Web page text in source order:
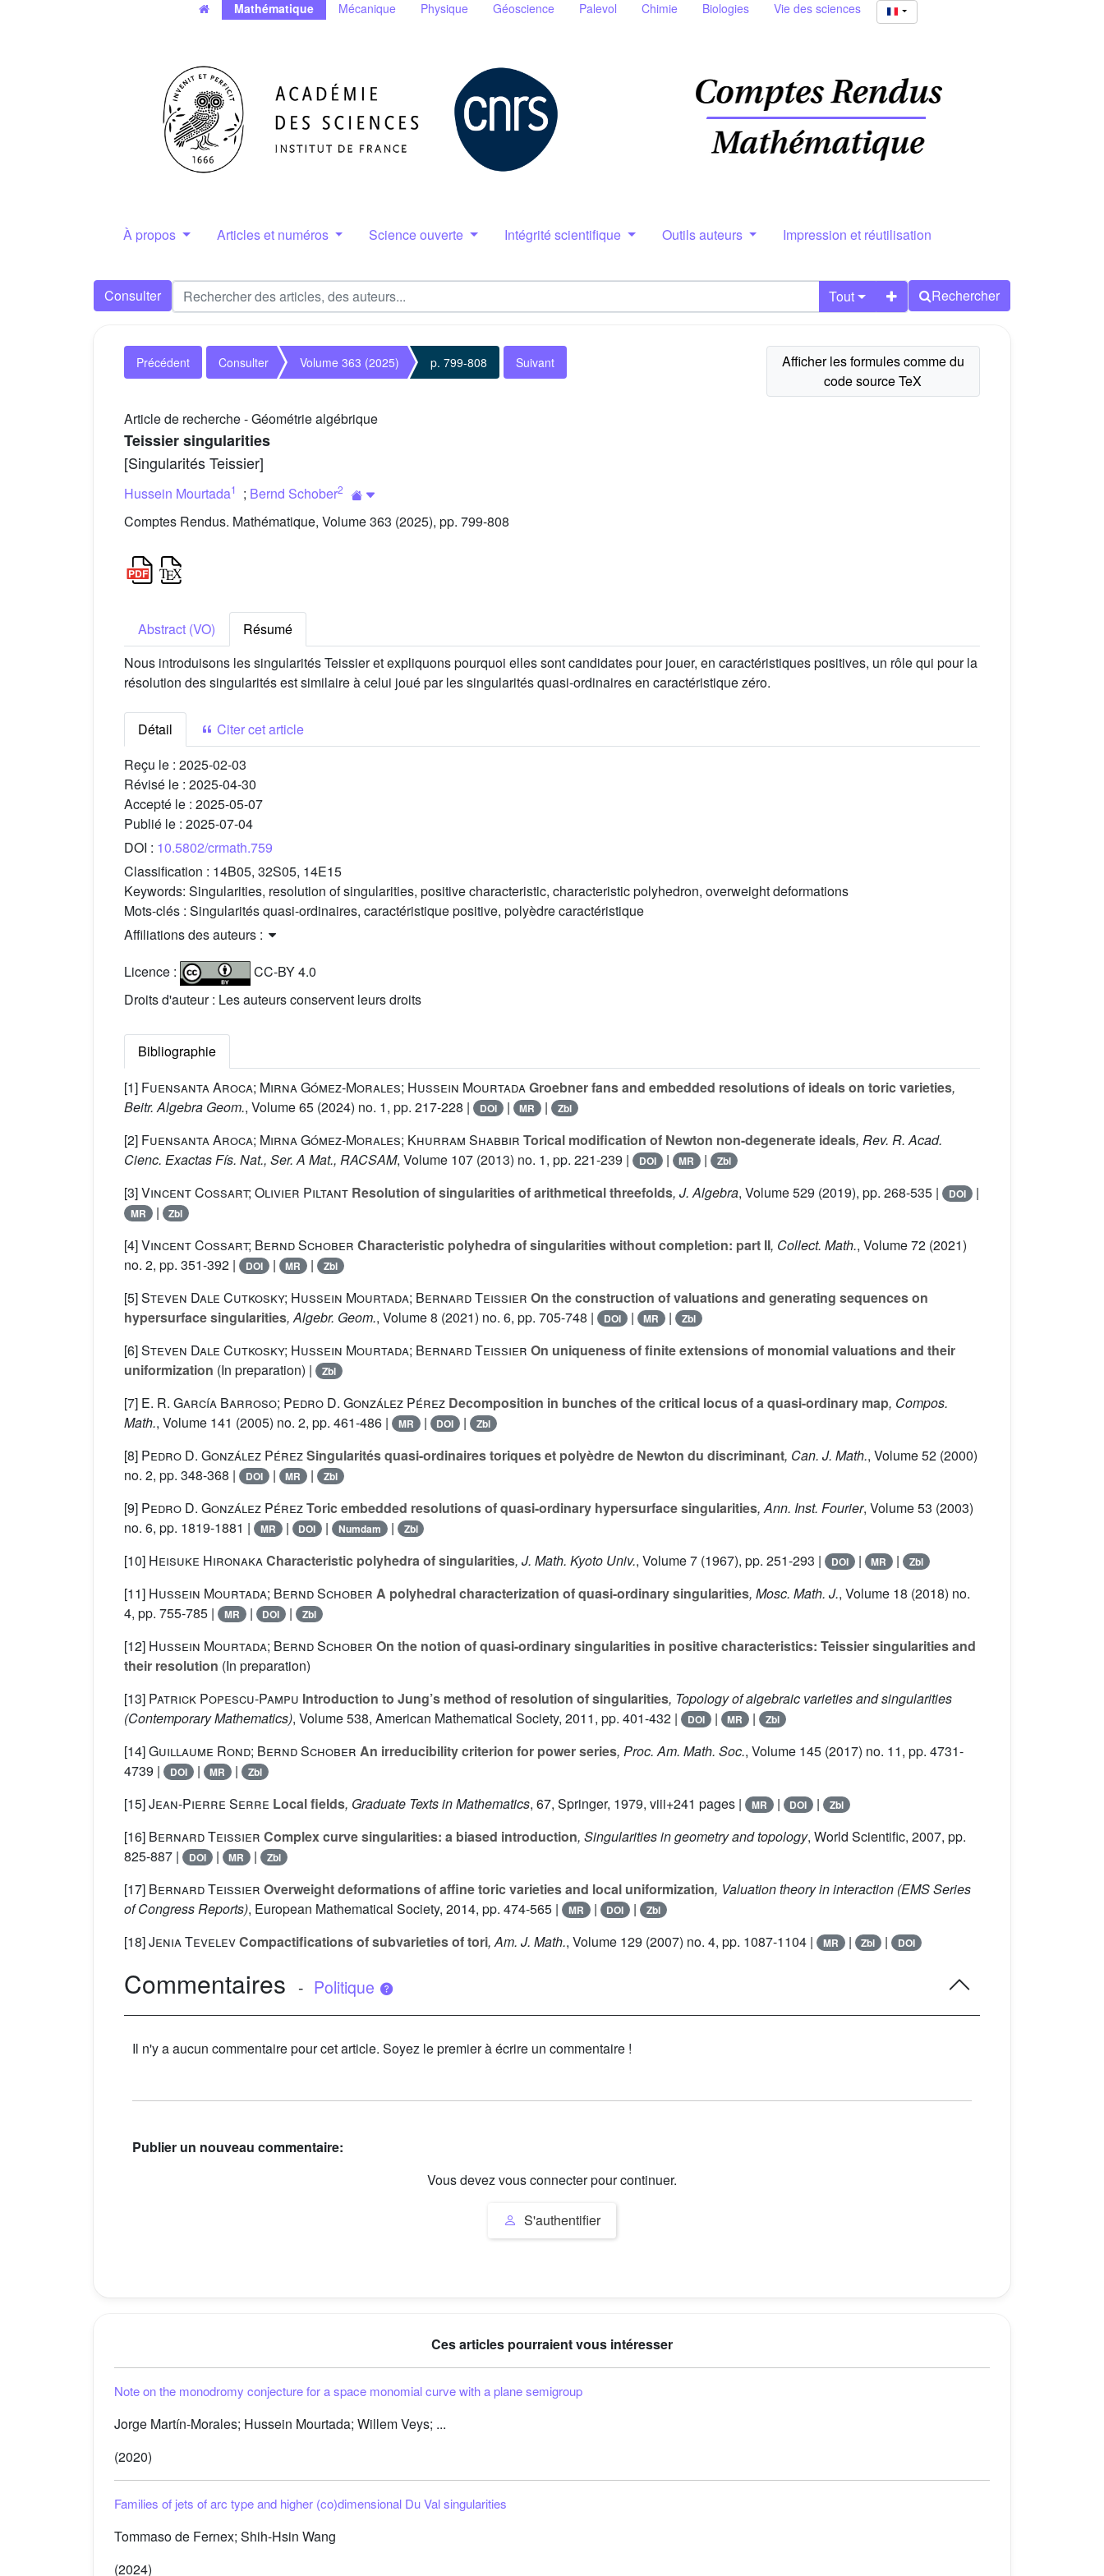
Mathématique Mécanique Physique Géoscience Palevol Chimie Biologies Vie des sciences
À propos Articles et numéros Science ouverte Intégrité scientifique Outils auteurs Impression et réutilisation
Consulter Tout Rechercher
Précédent Consulter Volume 363 (2025) p. 799-808 Suivant
Article de recherche - Géométrie algébrique
Teissier singularities
[Singularités Teissier]
Hussein Mourtada1 ; Bernd Schober2
Comptes Rendus. Mathématique, Volume 363 (2025), pp. 799-808
Abstract (VO)
Résumé
Nous introduisons les singularités Teissier et expliquons pourquoi elles sont candidates pour jouer, en caractéristiques positives, un rôle qui pour la
résolution des singularités est similaire à celui joué par les singularités quasi-ordinaires en caractéristique zéro.
Détail
Citer cet article
Reçu le : 2025-02-03
Révisé le : 2025-04-30
Accepté le : 2025-05-07
Publié le : 2025-07-04
DOI : 10.5802/crmath.759
Classification : 14B05, 32S05, 14E15
Keywords: Singularities, resolution of singularities, positive characteristic, characteristic polyhedron, overweight deformations
Mots-clés : Singularités quasi-ordinaires, caractéristique positive, polyèdre caractéristique
Affiliations des auteurs :
Licence :
CC-BY 4.0
Droits d'auteur : Les auteurs conservent leurs droits
Bibliographie
[1] Fuensanta Aroca; Mirna Gómez-Morales; Hussein MourtadaGroebner fans and embedded resolutions of ideals on toric varieties,
Beitr. Algebra Geom., Volume 65 (2024) no. 1, pp. 217-228 | DOI | MR | Zbl
[2] Fuensanta Aroca; Mirna Gómez-Morales; Khurram Shabbir Torical modification of Newton non-degenerate ideals, Rev. R. Acad.
Cienc. Exactas Fís. Nat., Ser. A Mat., RACSAM, Volume 107 (2013) no. 1, pp. 221-239 | DOI | MR | Zbl
[3]Vincent Cossart; Olivier Piltant Resolution of singularities of arithmetical threefolds, J. Algebra, Volume 529 (2019), pp. 268-535 | DOI |
MR | Zbl
[4]Vincent Cossart; Bernd Schober Characteristic polyhedra of singularities without completion: part II, Collect. Math., Volume 72 (2021)
no. 2, pp. 351-392 |
DOI | MR | Zbl
[5]Steven Dale Cutkosky; Hussein Mourtada; Bernard Teissier On the construction of valuations and generating sequences on
hypersurface singularities, Algebr. Geom., Volume 8 (2021) no. 6, pp. 705-748 | DOI | MR | Zbl
[6]Steven Dale Cutkosky; Hussein Mourtada; Bernard Teissier On uniqueness of finite extensions of monomial valuations and their
uniformization (In preparation) | Zbl
[7] E. R. García Barroso; Pedro D. González Pérez Decomposition in bunches of the critical locus of a quasi-ordinary map, Compos.
Math., Volume 141 (2005) no. 2, pp. 461-486 | MR | DOI | Zbl
[8] Pedro D. González PérezSingularités quasi-ordinaires toriques et polyèdre de Newton du discriminant, Can. J. Math., Volume 52 (2000)
no. 2, pp. 348-368 |
DOI | MR | Zbl
[9] Pedro D. González PérezToric embedded resolutions of quasi-ordinary hypersurface singularities, Ann. Inst. Fourier, Volume 53 (2003)
no. 6, pp. 1819-1881 |
MR | DOI | Numdam | Zbl
[10] Heisuke HironakaCharacteristic polyhedra of singularities, J. Math. Kyoto Univ., Volume 7 (1967), pp. 251-293 | DOI | MR | Zbl
[11] Hussein Mourtada; Bernd Schober A polyhedral characterization of quasi-ordinary singularities, Mosc. Math. J., Volume 18 (2018) no.
4, pp. 755-785 |
MR | DOI | Zbl
[12] Hussein Mourtada; Bernd Schober On the notion of quasi-ordinary singularities in positive characteristics: Teissier singularities and
their resolution (In preparation)
[13] Patrick Popescu-Pampu Introduction to Jung’s method of resolution of singularities, Topology of algebraic varieties and singularities
(Contemporary Mathematics), Volume 538, American Mathematical Society, 2011, pp. 401-432 | DOI | MR | Zbl
[14]Guillaume Rond; Bernd Schober An irreducibility criterion for power series, Proc. Am. Math. Soc., Volume 145 (2017) no. 11, pp. 4731-
4739 |
DOI | MR | Zbl
[15]Jean-Pierre Serre Local fields, Graduate Texts in Mathematics, 67, Springer, 1979, viii+241 pages | MR | DOI | Zbl
[16] Bernard Teissier Complex curve singularities: a biased introduction, Singularities in geometry and topology, World Scientific, 2007, pp.
825-887 |
DOI | MR | Zbl
[17] Bernard Teissier Overweight deformations of affine toric varieties and local uniformization, Valuation theory in interaction (EMS Series
of Congress Reports), European Mathematical Society, 2014, pp. 474-565 | MR | DOI | Zbl
[18]Jenia TevelevCompactifications of subvarieties of tori, Am. J. Math., Volume 129 (2007) no. 4, pp. 1087-1104 | MR | Zbl | DOI
Commentaires - Politique
Il n'y a aucun commentaire pour cet article. Soyez le premier à écrire un commentaire !
Publier un nouveau commentaire:
Vous devez vous connecter pour continuer.
S'authentifier
Ces articles pourraient vous intéresser
Note on the monodromy conjecture for a space monomial curve with a plane semigroup
Jorge Martín-Morales; Hussein Mourtada; Willem Veys; ...
(2020)
Families of jets of arc type and higher (co)dimensional Du Val singularities
Tommaso de Fernex; Shih-Hsin Wang
(2024)